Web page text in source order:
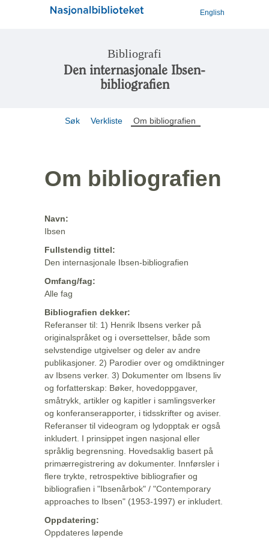
English
Bibliografi
Den internasjonale Ibsen-
bibliografien
Søk Verkliste Om bibliografien
Om bibliografien
Navn:
Ibsen
Fullstendig tittel:
Den internasjonale Ibsen-bibliografien
Omfang/fag:
Alle fag
Bibliografien dekker:
Referanser til: 1) Henrik Ibsens verker på
originalspråket og i oversettelser, både som
selvstendige utgivelser og deler av andre
publikasjoner. 2) Parodier over og omdiktninger
av Ibsens verker. 3) Dokumenter om Ibsens liv
og forfatterskap: Bøker, hovedoppgaver,
småtrykk, artikler og kapitler i samlingsverker
og konferanserapporter, i tidsskrifter og aviser.
Referanser til videogram og lydopptak er også
inkludert. I prinsippet ingen nasjonal eller
språklig begrensning. Hovedsaklig basert på
primærregistrering av dokumenter. Innførsler i
flere trykte, retrospektive bibliografier og
bibliografien i "Ibsenårbok" / "Contemporary
approaches to Ibsen" (1953-1997) er inkludert.
Oppdatering:
Oppdateres løpende